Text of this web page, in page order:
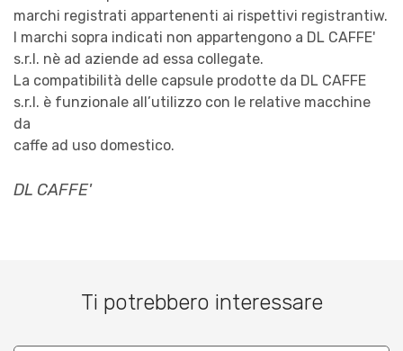
marchi registrati appartenenti ai rispettivi registrantiw.
I marchi sopra indicati non appartengono a DL CAFFE'
s.r.l. nè ad aziende ad essa collegate.
La compatibilità delle capsule prodotte da DL CAFFE
s.r.l. è funzionale all’utilizzo con le relative macchine
da
caffe ad uso domestico.
DL CAFFE'
Ti potrebbero interessare